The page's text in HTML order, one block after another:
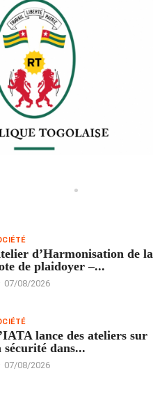
d’Harmonisation de la
de plaidoyer –...
07/08/2026
lance des ateliers sur
sécurité dans...
07/08/2026